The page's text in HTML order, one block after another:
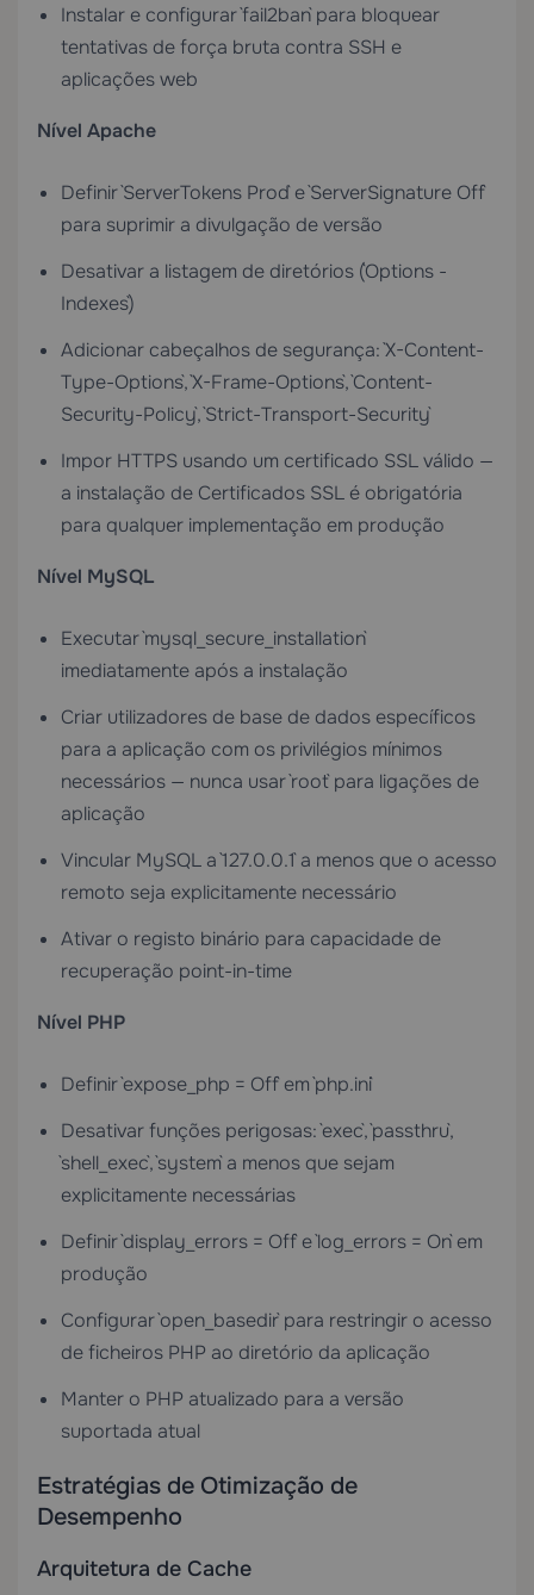
Instalar e configurar `fail2ban` para bloquear
tentativas de força bruta contra SSH e
aplicações web
Nível Apache
Definir `ServerTokens Prod` e `ServerSignature Off`
para suprimir a divulgação de versão
Desativar a listagem de diretórios (`Options -
Indexes`)
Adicionar cabeçalhos de segurança: `X-Content-
Type-Options`, `X-Frame-Options`, `Content-
Security-Policy`, `Strict-Transport-Security`
Impor HTTPS usando um certificado SSL válido —
a instalação de Certificados SSL é obrigatória
para qualquer implementação em produção
Nível MySQL
Executar `mysql_secure_installation`
imediatamente após a instalação
Criar utilizadores de base de dados específicos
para a aplicação com os privilégios mínimos
necessários — nunca usar `root` para ligações de
aplicação
Vincular MySQL a `127.0.0.1` a menos que o acesso
remoto seja explicitamente necessário
Ativar o registo binário para capacidade de
recuperação point-in-time
Nível PHP
Definir `expose_php = Off` em `php.ini`
Desativar funções perigosas: `exec`, `passthru`,
`shell_exec`, `system` a menos que sejam
explicitamente necessárias
Definir `display_errors = Off` e `log_errors = On` em
produção
Configurar `open_basedir` para restringir o acesso
de ficheiros PHP ao diretório da aplicação
Manter o PHP atualizado para a versão
suportada atual
Estratégias de Otimização de
Desempenho
Arquitetura de Cache